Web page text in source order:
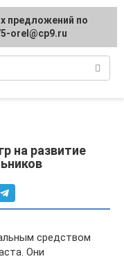
на развитие
средством
Они
предложений по
orel@cp9.ru